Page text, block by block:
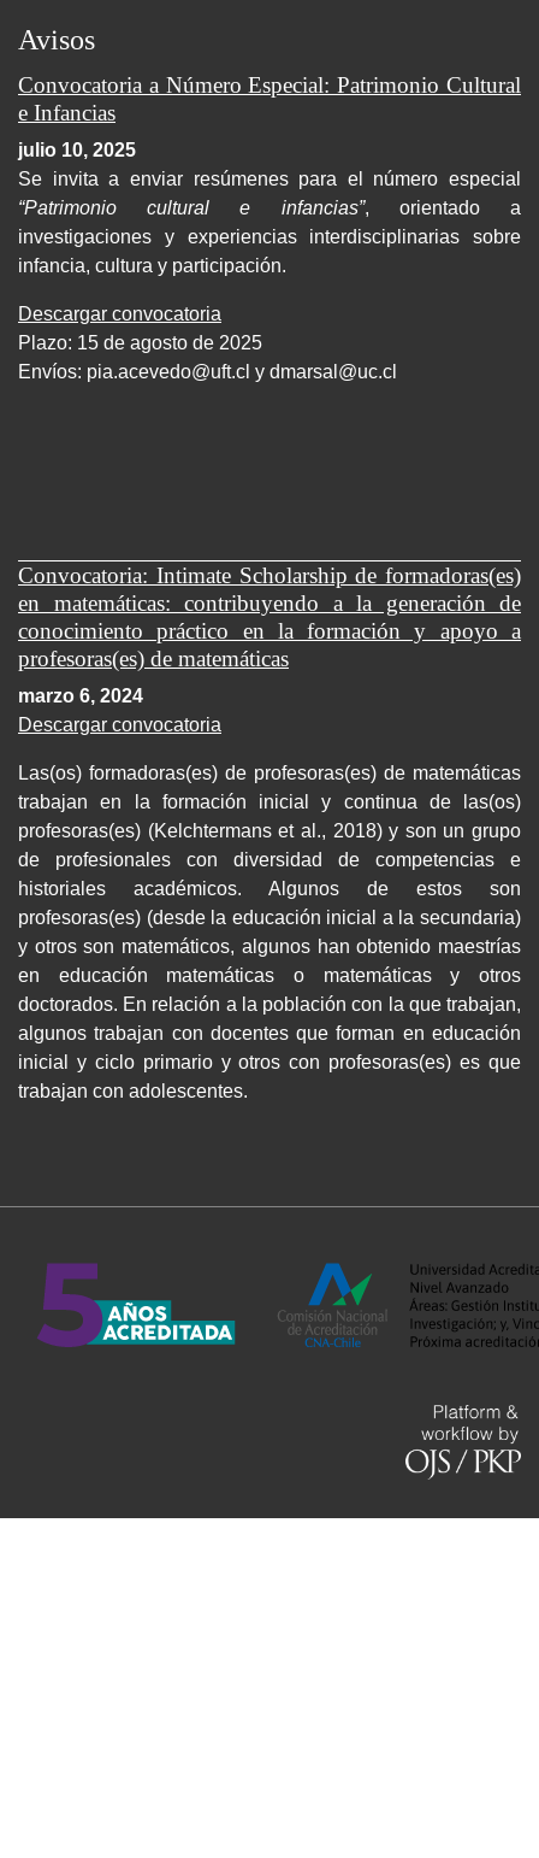
Avisos
Convocatoria a Número Especial: Patrimonio Cultural
e Infancias
julio 10, 2025
Se invita a enviar resúmenes para el número especial
“Patrimonio cultural e infancias”, orientado a
investigaciones y experiencias interdisciplinarias sobre
infancia, cultura y participación.
Descargar convocatoria
Plazo: 15 de agosto de 2025
Envíos: pia.acevedo@uft.cl y dmarsal@uc.cl
Convocatoria: Intimate Scholarship de formadoras(es)
en matemáticas: contribuyendo a la generación de
conocimiento práctico en la formación y apoyo a
profesoras(es) de matemáticas
marzo 6, 2024
Descargar convocatoria
Las(os) formadoras(es) de profesoras(es) de matemáticas
trabajan en la formación inicial y continua de las(os)
profesoras(es) (Kelchtermans et al., 2018) y son un grupo
de profesionales con diversidad de competencias e
historiales académicos. Algunos de estos son
profesoras(es) (desde la educación inicial a la secundaria)
y otros son matemáticos, algunos han obtenido maestrías
en educación matemáticas o matemáticas y otros
doctorados. En relación a la población con la que trabajan,
algunos trabajan con docentes que forman en educación
inicial y ciclo primario y otros con profesoras(es) es que
trabajan con adolescentes.